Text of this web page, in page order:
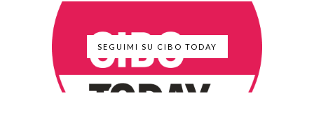
SEGUIMI SU CIBO TODAY